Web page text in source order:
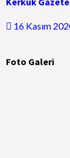
16 Kasım
Foto Galeri